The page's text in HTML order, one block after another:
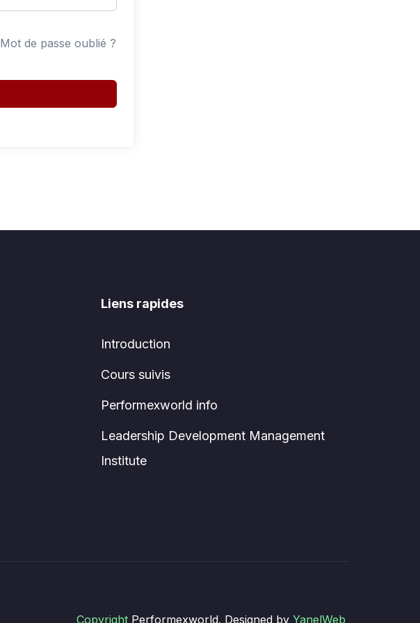
Mot de passe oublié ?
Liens rapides
Introduction
Cours suivis
Performexworld info
Leadership Development Management
Institute
Copyright Performexworld. Designed by YanelWeb